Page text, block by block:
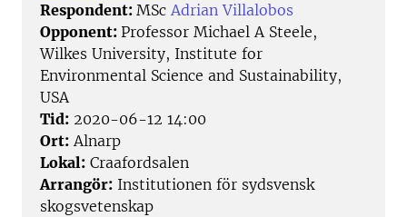
Respondent: MSc Adrian Villalobos
Opponent: Professor Michael A Steele,
Wilkes University, Institute for
Environmental Science and Sustainability,
USA
Tid: 2020-06-12 14:00
Ort: Alnarp
Lokal: Craafordsalen
Arrangör: Institutionen för sydsvensk
skogsvetenskap